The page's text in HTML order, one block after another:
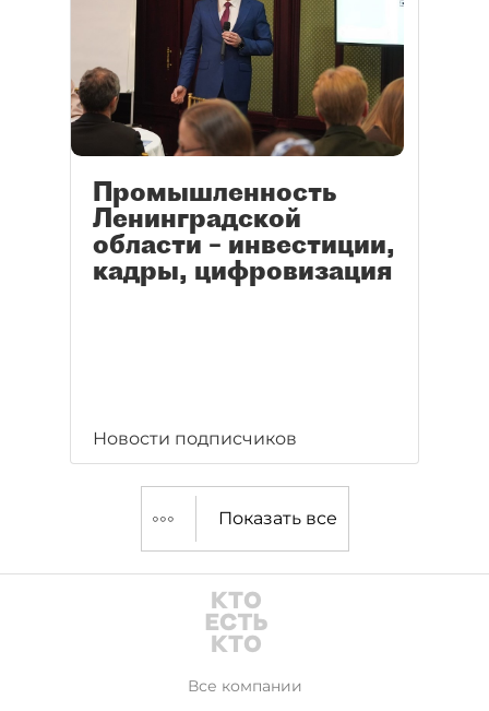
Промышленность
Ленинградской
области – инвестиции,
кадры, цифровизация
Новости подписчиков
Показать все
Все компании